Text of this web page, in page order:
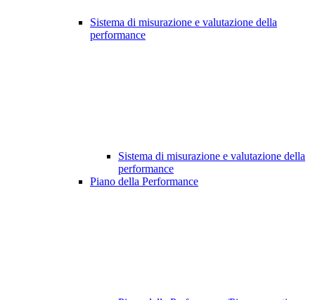
Sistema di misurazione e valutazione della
performance
Sistema di misurazione e valutazione della
performance
Piano della Performance